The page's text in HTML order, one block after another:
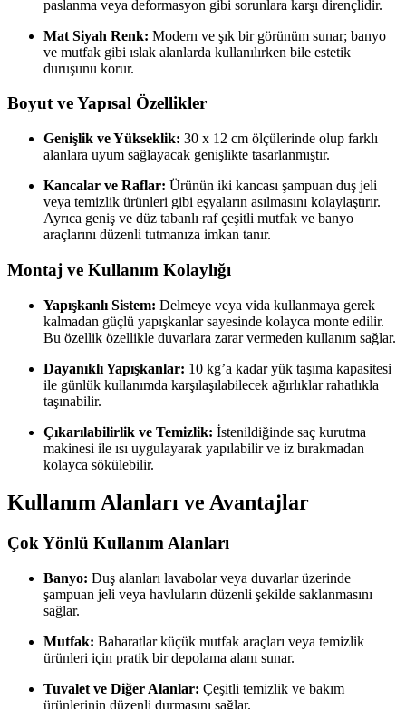
paslanma veya deformasyon gibi sorunlara karşı dirençlidir.
Mat Siyah Renk: Modern ve şık bir görünüm sunar; banyo
ve mutfak gibi ıslak alanlarda kullanılırken bile estetik
duruşunu korur.
Boyut ve Yapısal Özellikler
Genişlik ve Yükseklik: 30 x 12 cm ölçülerinde olup farklı
alanlara uyum sağlayacak genişlikte tasarlanmıştır.
Kancalar ve Raflar: Ürünün iki kancası şampuan duş jeli
veya temizlik ürünleri gibi eşyaların asılmasını kolaylaştırır.
Ayrıca geniş ve düz tabanlı raf çeşitli mutfak ve banyo
araçlarını düzenli tutmanıza imkan tanır.
Montaj ve Kullanım Kolaylığı
Yapışkanlı Sistem: Delmeye veya vida kullanmaya gerek
kalmadan güçlü yapışkanlar sayesinde kolayca monte edilir.
Bu özellik özellikle duvarlara zarar vermeden kullanım sağlar.
Dayanıklı Yapışkanlar: 10 kg’a kadar yük taşıma kapasitesi
ile günlük kullanımda karşılaşılabilecek ağırlıklar rahatlıkla
taşınabilir.
Çıkarılabilirlik ve Temizlik: İstenildiğinde saç kurutma
makinesi ile ısı uygulayarak yapılabilir ve iz bırakmadan
kolayca sökülebilir.
Kullanım Alanları ve Avantajlar
Çok Yönlü Kullanım Alanları
Banyo: Duş alanları lavabolar veya duvarlar üzerinde
şampuan jeli veya havluların düzenli şekilde saklanmasını
sağlar.
Mutfak: Baharatlar küçük mutfak araçları veya temizlik
ürünleri için pratik bir depolama alanı sunar.
Tuvalet ve Diğer Alanlar: Çeşitli temizlik ve bakım
ürünlerinin düzenli durmasını sağlar.